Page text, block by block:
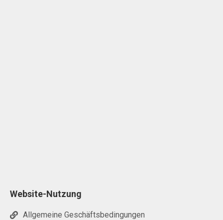
Website-Nutzung
Allgemeine Geschäftsbedingungen